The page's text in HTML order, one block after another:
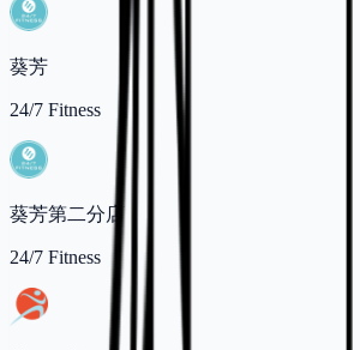
葵芳
24/7 Fitness
葵芳第二分店
24/7 Fitness